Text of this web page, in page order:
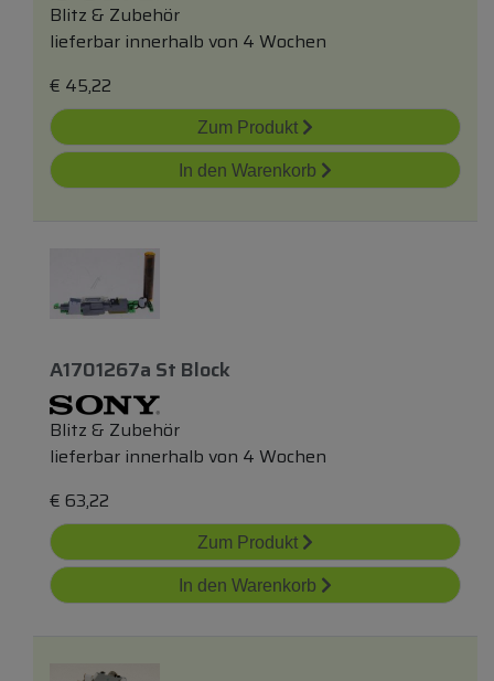
Blitz & Zubehör
lieferbar innerhalb von 4 Wochen
€ 45,22
Zum Produkt
In den Warenkorb
A1701267a St Block
Blitz & Zubehör
lieferbar innerhalb von 4 Wochen
€ 63,22
Zum Produkt
In den Warenkorb